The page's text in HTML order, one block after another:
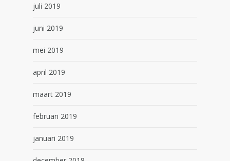
juli 2019
juni 2019
mei 2019
april 2019
maart 2019
februari 2019
januari 2019